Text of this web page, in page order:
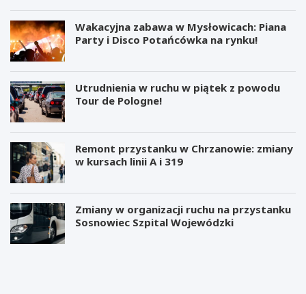
Wakacyjna zabawa w Mysłowicach: Piana
Party i Disco Potańcówka na rynku!
Utrudnienia w ruchu w piątek z powodu
Tour de Pologne!
Remont przystanku w Chrzanowie: zmiany
w kursach linii A i 319
Zmiany w organizacji ruchu na przystanku
Sosnowiec Szpital Wojewódzki
M
B